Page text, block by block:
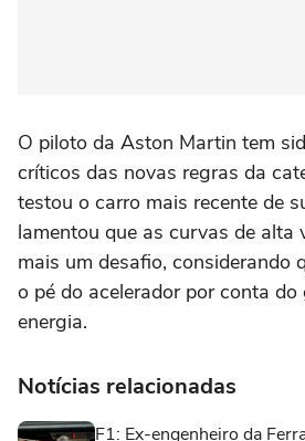
O piloto da Aston Martin tem
críticos das novas regras da
testou o carro mais recente de
lamentou que as curvas de alta
mais um desafio, considerando
o pé do acelerador por conta do
energia.
Notícias relacionadas
F1: Ex-engenheiro da